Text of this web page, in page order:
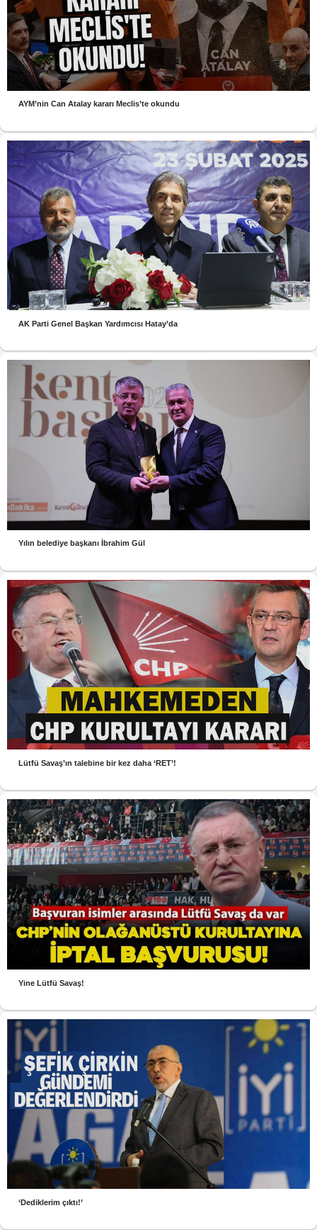
AYM’nin Can Atalay kararı Meclis’te okundu
AK Parti Genel Başkan Yardımcısı Hatay’da
Yılın belediye başkanı İbrahim Gül
Lütfü Savaş’ın talebine bir kez daha ‘RET’!
Yine Lütfü Savaş!
‘Dediklerim çıktı!’